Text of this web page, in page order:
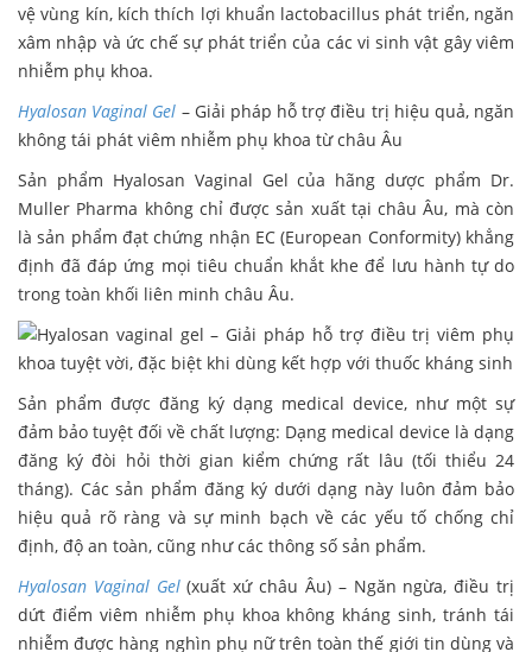
vệ vùng kín, kích thích lợi khuẩn lactobacillus phát triển, ngăn
xâm nhập và ức chế sự phát triển của các vi sinh vật gây viêm
nhiễm phụ khoa.
Hyalosan Vaginal Gel – Giải pháp hỗ trợ điều trị hiệu quả, ngăn
không tái phát viêm nhiễm phụ khoa từ châu Âu
Sản phẩm Hyalosan Vaginal Gel của hãng dược phẩm Dr.
Muller Pharma không chỉ được sản xuất tại châu Âu, mà còn
là sản phẩm đạt chứng nhận EC (European Conformity) khẳng
định đã đáp ứng mọi tiêu chuẩn khắt khe để lưu hành tự do
trong toàn khối liên minh châu Âu.
Sản phẩm được đăng ký dạng medical device, như một sự
đảm bảo tuyệt đối về chất lượng: Dạng medical device là dạng
đăng ký đòi hỏi thời gian kiểm chứng rất lâu (tối thiểu 24
tháng). Các sản phẩm đăng ký dưới dạng này luôn đảm bảo
hiệu quả rõ ràng và sự minh bạch về các yếu tố chống chỉ
định, độ an toàn, cũng như các thông số sản phẩm.
Hyalosan Vaginal Gel(xuất xứ châu Âu) – Ngăn ngừa, điều trị
dứt điểm viêm nhiễm phụ khoa không kháng sinh, tránh tái
nhiễm được hàng nghìn phụ nữ trên toàn thế giới tin dùng và